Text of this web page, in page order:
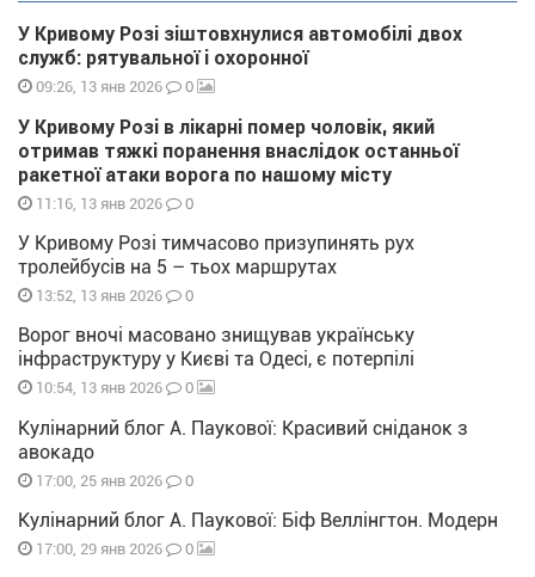
У Кривому Розі зіштовхнулися автомобілі двох
служб: рятувальної і охоронної
09:26, 13 янв 2026 0
У Кривому Розі в лікарні помер чоловік, який
отримав тяжкі поранення внаслідок останньої
ракетної атаки ворога по нашому місту
11:16, 13 янв 2026 0
У Кривому Розі тимчасово призупинять рух
тролейбусів на 5 – тьох маршрутах
13:52, 13 янв 2026 0
Ворог вночі масовано знищував українську
інфраструктуру у Києві та Одесі, є потерпілі
10:54, 13 янв 2026 0
Кулінарний блог А. Паукової: Красивий сніданок з
авокадо
17:00, 25 янв 2026 0
Кулінарний блог А. Паукової: Біф Веллінгтон. Модерн
17:00, 29 янв 2026 0